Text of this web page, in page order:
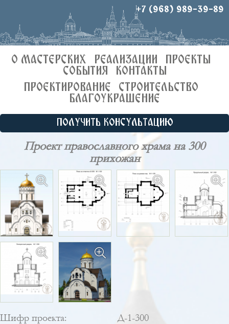
+7 (968) 989-39-89
О МАСТЕРСКИХ РЕАЛИЗАЦИИ
ПРОЕКТЫ
СОБЫТИЯ
КОНТАКТЫ
ПРОЕКТИРОВАНИЕ
СТРОИТЕЛЬСТВО
БЛАГОУКРАШЕНИЕ
ПОЛУЧИТЬ КОНСУЛЬТАЦИЮ
Проект православного храма на 300
прихожан
Шифр проекта:
Д-1-300